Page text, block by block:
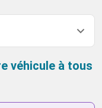
véhicule à tous